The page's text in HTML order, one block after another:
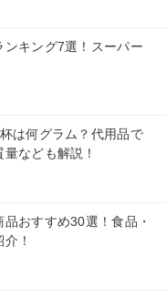
キング7選！スーパー
は何グラム？代用品で
なども解説！
おすすめ30選！食品・
！